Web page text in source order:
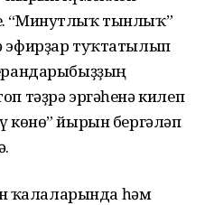
“Минутлыҡ тынлыҡ”
эфирҙар туҡтатылып
тәҙрә эргәһенә килеп
көнө” йырын бергәләп
ҡалаларында һәм